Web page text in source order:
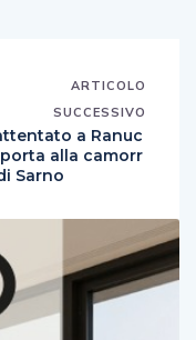
ARTICOLO
SUCCESSIVO
a Ranuc
alla camorr
Sarno